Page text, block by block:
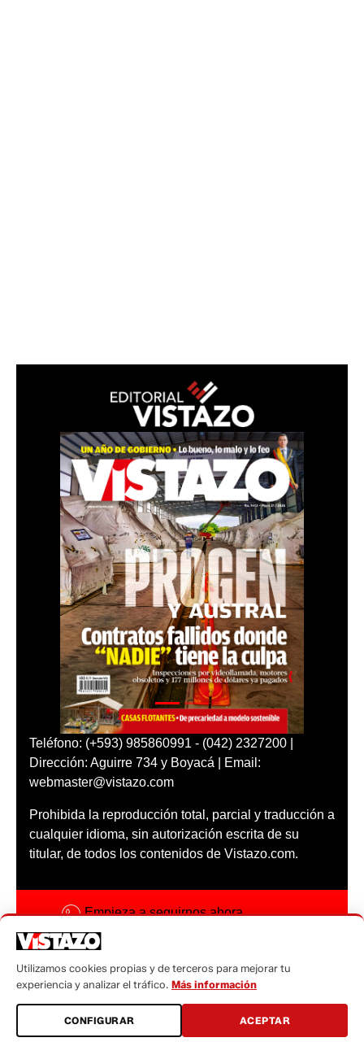
Teléfono: (+593) 985860991 - (042) 2327200 |
Dirección: Aguirre 734 y Boyacá | Email:
webmaster@vistazo.com
Prohibida la reproducción total, parcial y traducción a
cualquier idioma, sin autorización escrita de su
titular, de todos los contenidos de Vistazo.com.
Empieza a seguirnos ahora
Código ética
Sugerencias a:
sugerencias@vistazo.com
Utilizamos cookies propias y de terceros para mejorar tu
experiencia y analizar el tráfico. Más información
CONFIGURAR ACEPTAR